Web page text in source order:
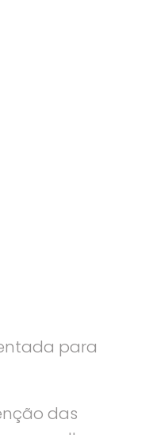
para
das